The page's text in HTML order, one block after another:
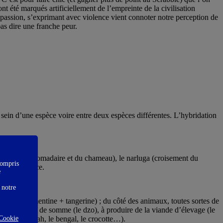
été marqués artificiellement de l’empreinte de la civilisation
s’exprimant avec violence vient connoter notre perception de
dire une franche peur.
d’une espèce voire entre deux espèces différentes. L’hybridation
du dromadaire et du chameau), le narluga (croisement du
de l’espèce.
(clémentine + tangerine) ; du côté des animaux, toutes sortes de
des bêtes de somme (le dzo), à produire de la viande d’élevage (le
(le savannah, le bengal, le crocotte…).
notre